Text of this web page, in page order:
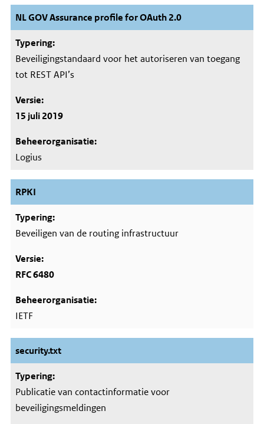
NL GOV Assurance profile for OAuth 2.0
Beveiligingstandaard voor het autoriseren van toegang
tot REST API’s
15 juli 2019
Logius
RPKI
Beveiligen van de routing infrastructuur
RFC 6480
IETF
security.txt
Publicatie van contactinformatie voor
beveiligingsmeldingen